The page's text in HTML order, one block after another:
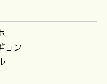
ョン